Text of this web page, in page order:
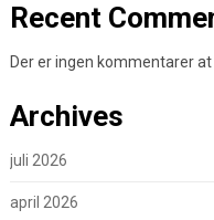
Recent
Der er ingen kommentarer at
Archives
juli 2026
april 2026